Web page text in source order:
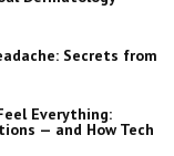
Secrets from
Everything:
— and How Tech